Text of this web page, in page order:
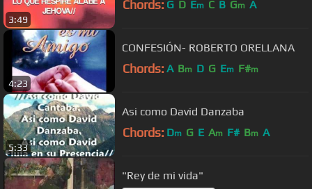
3:49
Chords: G D Em C B Gm A
4:23
CONFESIÓN- ROBERTO ORELLANA
Chords: A Bm D G Em F#m
5:33
Asi como David Danzaba
Chords: Dm G E Am F# Bm A
"Rey de mi vida"